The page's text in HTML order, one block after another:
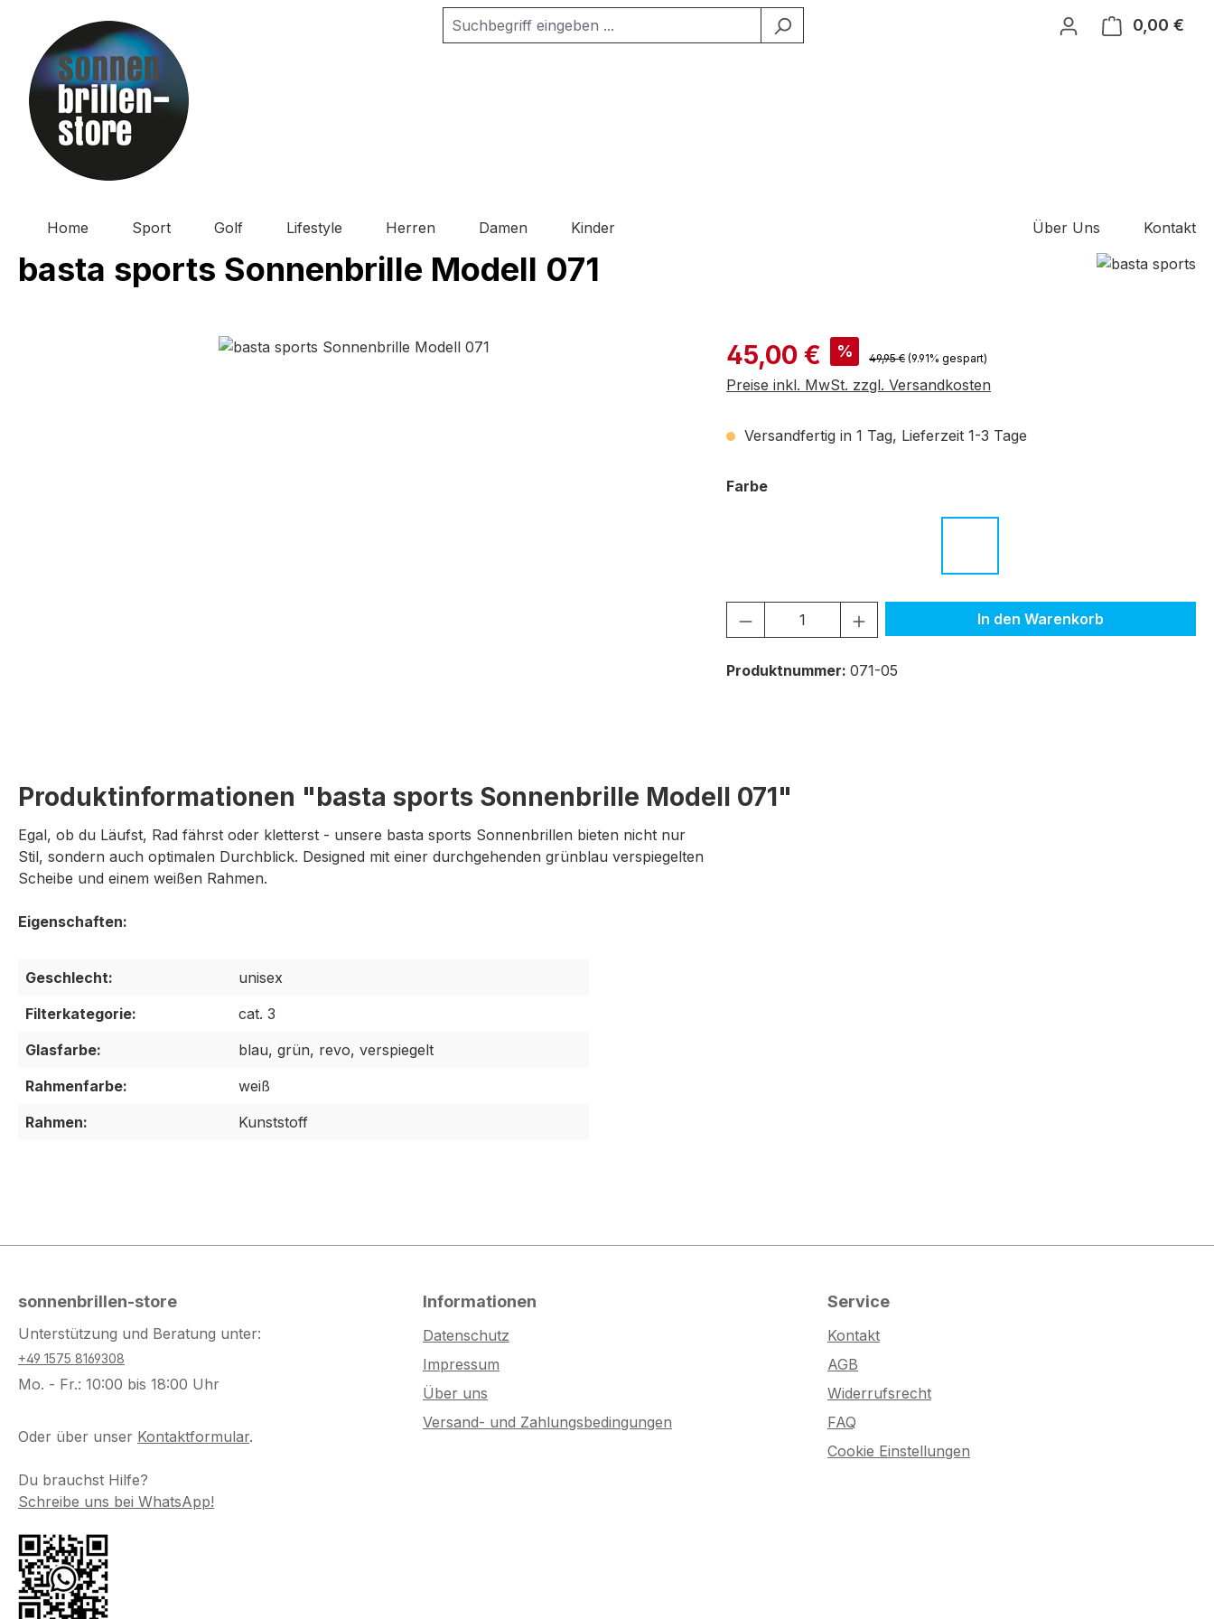
Hauptinhalt springen
Zur Suche springen
Zur Hauptnavigation springen 0,00 €
Home Sport Golf Lifestyle Herren Damen Kinder Über Uns Kontakt
basta sports Sonnenbrille Modell 071
Verkaufspreis:
45,00 € % Regulärer Preis:
49,95 € (9.91% gespart)
Preise inkl. MwSt. zzgl. Versandkosten
Versandfertig in 1 Tag, Lieferzeit 1-3 Tage
Farbeauswählen
Produkt Anzahl: Gib den gewünschten Wert
In den Warenkorb
Produktnummer: 071-05
Produktinformationen "basta sports Sonnenbrille Modell 071"
Egal, ob du Läufst, Rad fährst oder kletterst - unsere basta sports Sonnenbrillen bieten nicht nur
Stil, sondern auch optimalen Durchblick. Designed mit einer durchgehenden grünblau verspiegelten
Scheibe und einem weißen Rahmen.
Geschlecht:
unisex
Filterkategorie:
cat. 3
Glasfarbe:
blau, grün, revo, verspiegelt
Rahmenfarbe:
weiß
Rahmen:
Kunststoff
sonnenbrillen-store
Unterstützung und Beratung unter:
+49 1575 8169308
Mo. - Fr.: 10:00 bis 18:00 Uhr
Oder über unser Kontaktformular.
Du brauchst Hilfe?
Schreibe uns bei WhatsApp!
Informationen
Datenschutz
Impressum
Über uns
Versand- und Zahlungsbedingungen
Service
Kontakt
AGB
Widerrufsrecht
FAQ
Cookie Einstellungen